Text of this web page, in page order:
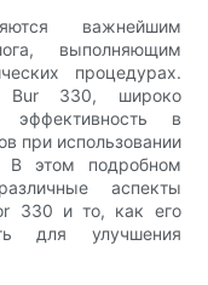
важнейшим
выполняющим
процедурах.
Bur 330, широко
в
при использовании
В этом подробном
аспекты
330 и то, как его
для улучшения